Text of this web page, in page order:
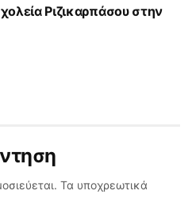
Ριζικαρπάσου στην
Τα υποχρεωτικά